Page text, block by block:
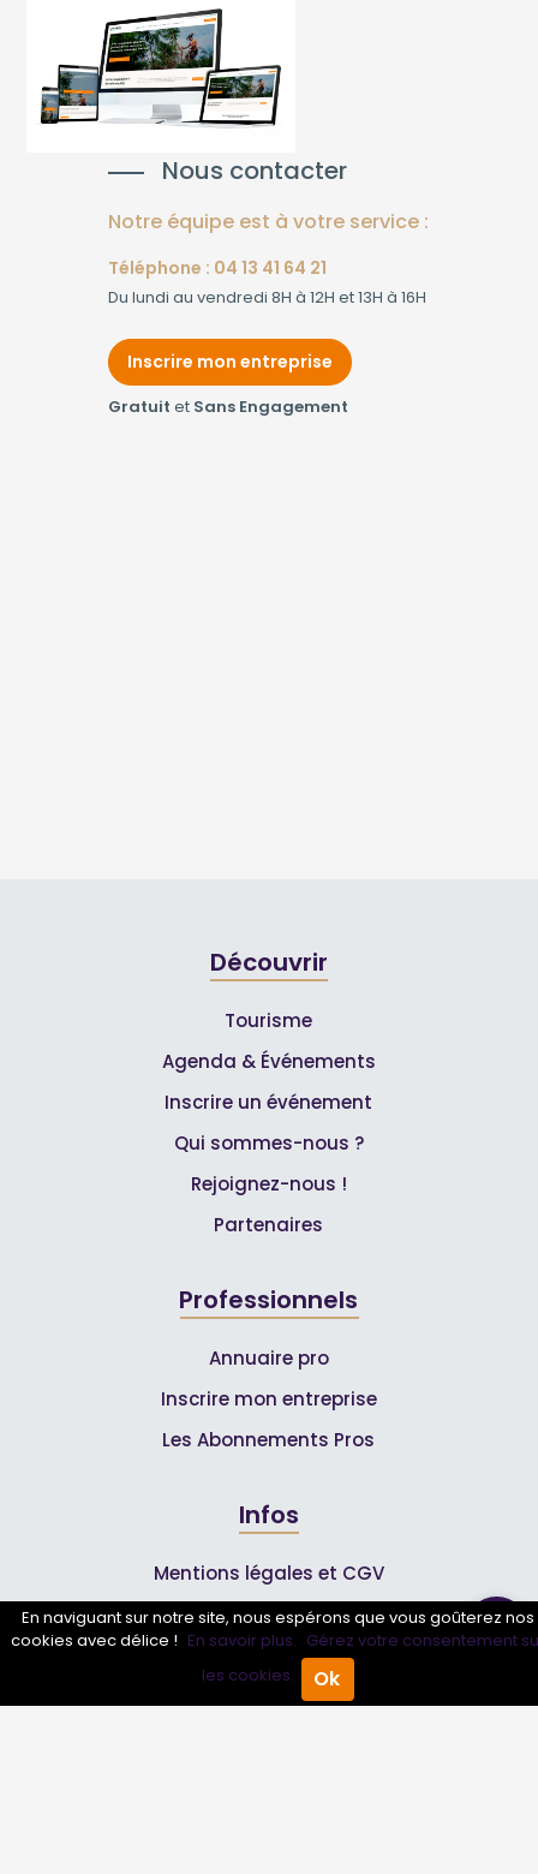
Annuaire Pro Agenda
Nous contacter
Notre équipe est à votre service :
Téléphone : 04 13 41 64 21
Du lundi au vendredi 8H à 12H et 13H à 16H
Inscrire mon entreprise
Gratuit et Sans Engagement
Découvrir
Tourisme
Agenda & Événements
Inscrire un événement
Qui sommes-nous ?
Rejoignez-nous !
Partenaires
Professionnels
Annuaire pro
Inscrire mon entreprise
Les Abonnements Pros
Infos
Mentions légales et CGV
Suivez-nous
En naviguant sur notre site, nous espérons que vous goûterez nos
cookies avec délice ! En savoir plus. Gérez votre consentement
les cookies.
Ok